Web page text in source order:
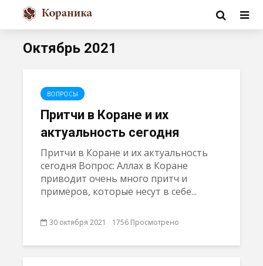
Октябрь 2021
ВОПРОСЫ
Притчи в Коране и их
актуальность сегодня
Притчи в Коране и их актуальность
сегодня Вопрос: Аллах в Коране
приводит очень много притч и
примеров, которые несут в себе...
30 октября 2021 1756 Просмотрено